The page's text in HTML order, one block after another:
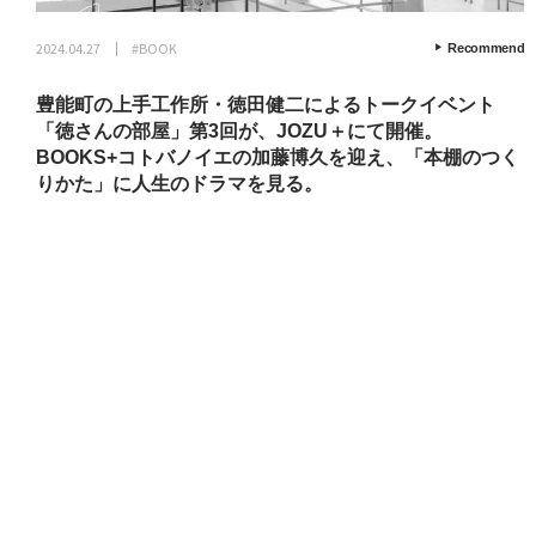
2024.04.27 #BOOK Recommend
豊能町の上手工作所・徳田健二によるトークイベント
「徳さんの部屋」第3回が、JOZU＋にて開催。
BOOKS+コトバノイエの加藤博久を迎え、「本棚のつく
りかた」に人生のドラマを見る。